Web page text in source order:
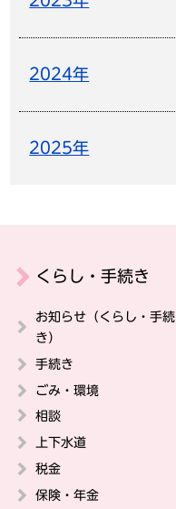
2024年
2025年
くらし・手続き
お知らせ（くらし・手続
き）
手続き
ごみ・環境
相談
上下水道
税金
保険・年金